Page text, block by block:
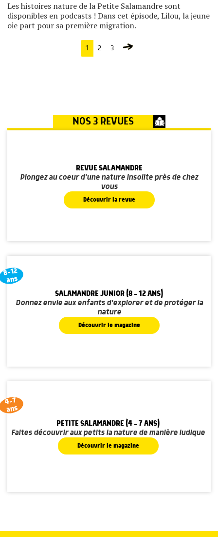
Les histoires nature de la Petite Salamandre sont
disponibles en podcasts ! Dans cet épisode, Lilou, la jeune
oie part pour sa première migration.
1 2 3
NOS 3 REVUES
REVUE SALAMANDRE
Plongez au coeur d'une nature insolite près de chez
vous
Découvrir la revue
8-12
ans
SALAMANDRE JUNIOR (8 - 12 ANS)
Donnez envie aux enfants d'explorer et de protéger la
nature
Découvrir le magazine
4-7
ans
PETITE SALAMANDRE (4 - 7 ANS)
Faites découvrir aux petits la nature de manière ludique
Découvrir le magazine